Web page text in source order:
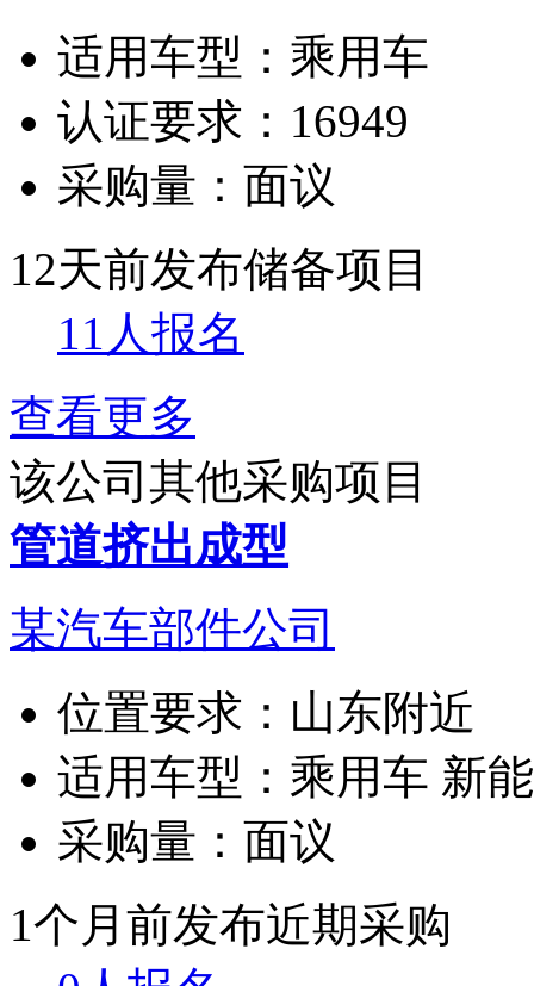
适用车型： 乘用车
认证要求： 16949
采购量： 面议
12天前发布储备项目
11人报名
查看更多
该公司其他采购项目
管道挤出成型
某汽车部件公司
位置要求： 山东附近
适用车型： 乘用车 新
采购量： 面议
1个月前发布近期采购